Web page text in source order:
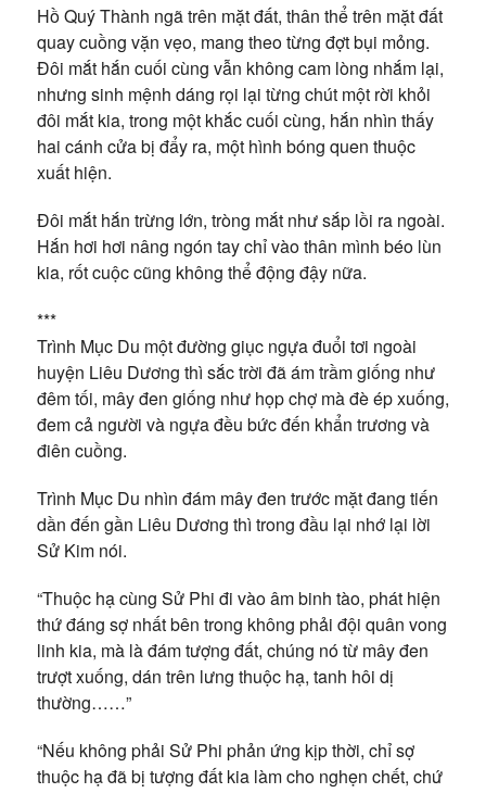
Hồ Quý Thành ngã trên mặt đất, thân thể trên mặt đất
quay cuồng vặn vẹo, mang theo từng đợt bụi mỏng.
Đôi mắt hắn cuối cùng vẫn không cam lòng nhắm lại,
nhưng sinh mệnh dáng rọi lại từng chút một rời khỏi
đôi mắt kia, trong một khắc cuối cùng, hắn nhìn thấy
hai cánh cửa bị đẩy ra, một hình bóng quen thuộc
xuất hiện.
Đôi mắt hắn trừng lớn, tròng mắt như sắp lồi ra ngoài.
Hắn hơi hơi nâng ngón tay chỉ vào thân mình béo lùn
kia, rốt cuộc cũng không thể động đậy nữa.
***
Trình Mục Du một đường giục ngựa đuổi tơi ngoài
huyện Liêu Dương thì sắc trời đã ám trầm giống như
đêm tối, mây đen giống như họp chợ mà đè ép xuống,
đem cả người và ngựa đều bức đến khẩn trương và
điên cuồng.
Trình Mục Du nhìn đám mây đen trước mặt đang tiến
dần đến gần Liêu Dương thì trong đầu lại nhớ lại lời
Sử Kim nói.
“Thuộc hạ cùng Sử Phi đi vào âm binh tào, phát hiện
thứ đáng sợ nhất bên trong không phải đội quân vong
linh kia, mà là đám tượng đất, chúng nó từ mây đen
trượt xuống, dán trên lưng thuộc hạ, tanh hôi dị
thường……”
“Nếu không phải Sử Phi phản ứng kịp thời, chỉ sợ
thuộc hạ đã bị tượng đất kia làm cho nghẹn chết, chứ